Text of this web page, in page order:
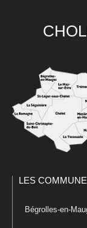
LES
Bégrolles-en-